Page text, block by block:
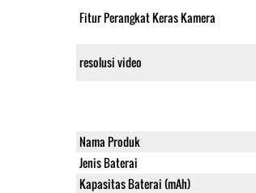
Fitur Perangkat Keras Kamera
resolusi video
Nama Produk
Jenis Baterai
Kapasitas Baterai (mAh)